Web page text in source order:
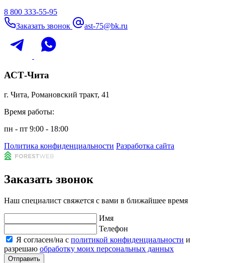
8 800 333-55-95
Заказать звонок
ast-75@bk.ru
АСТ-Чита
г. Чита, Романовский тракт, 41
Время работы:
пн - пт 9:00 - 18:00
Политика конфиденциальности Разработка сайта
Заказать звонок
Наш специалист свяжется с вами в ближайшее время
Имя
Телефон
Я согласен/на с политикой конфиденциальности и
разрешаю обработку моих персональных данных
Отправить